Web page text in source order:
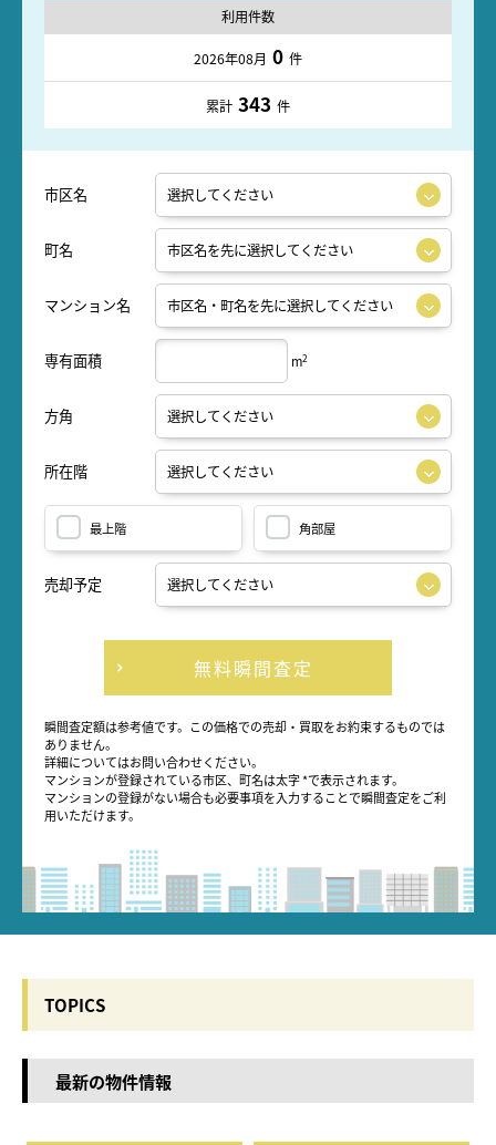
利用件数
2026年08月 0 件
累計 343 件
市区名
町名
マンション名
専有面積 m2
方角
所在階
最上階 角部屋
売却予定
無料瞬間査定
瞬間査定額は参考値です。この価格での売却・買取をお約束するものでは
ありません。
詳細についてはお問い合わせください。
マンションが登録されている市区、町名は太字 *で表示されます。
マンションの登録がない場合も必要事項を入力することで瞬間査定をご利
用いただけます。
TOPICS
最新の物件情報